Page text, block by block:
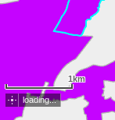
1km
loading...